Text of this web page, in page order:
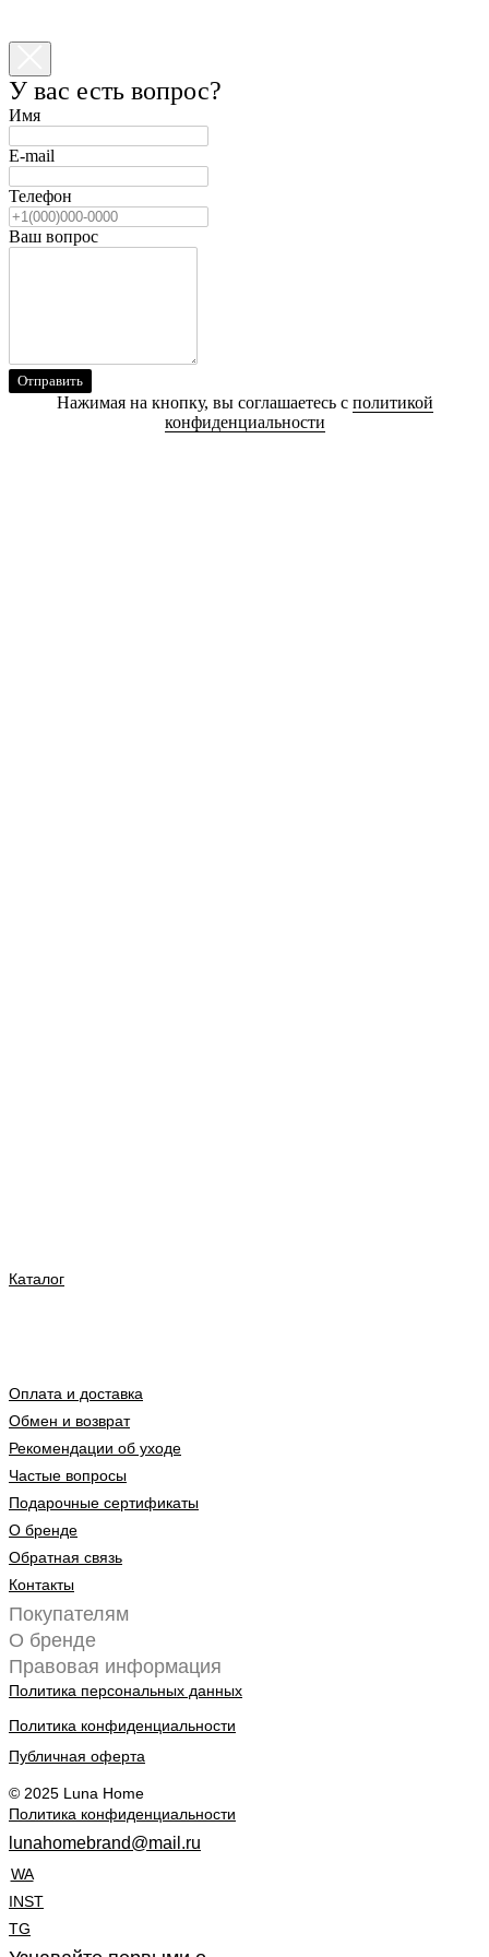
Каталог
Оплата и доставка
Обмен и возврат
Рекомендации об уходе
Частые вопросы
Подарочные сертификаты
О бренде
Обратная связь
Контакты
Покупателям
О бренде
Правовая информация
Политика персональных данных
Политика конфиденциальности
Публичная оферта
© 2025 Luna Home
Политика конфиденциальности
lunahomebrand@mail.ru
WA
INST
TG
У вас есть вопрос?
Имя
E-mail
Телефон
Ваш вопрос
Отправить
Нажимая на кнопку, вы соглашаетесь с политикой
конфиденциальности